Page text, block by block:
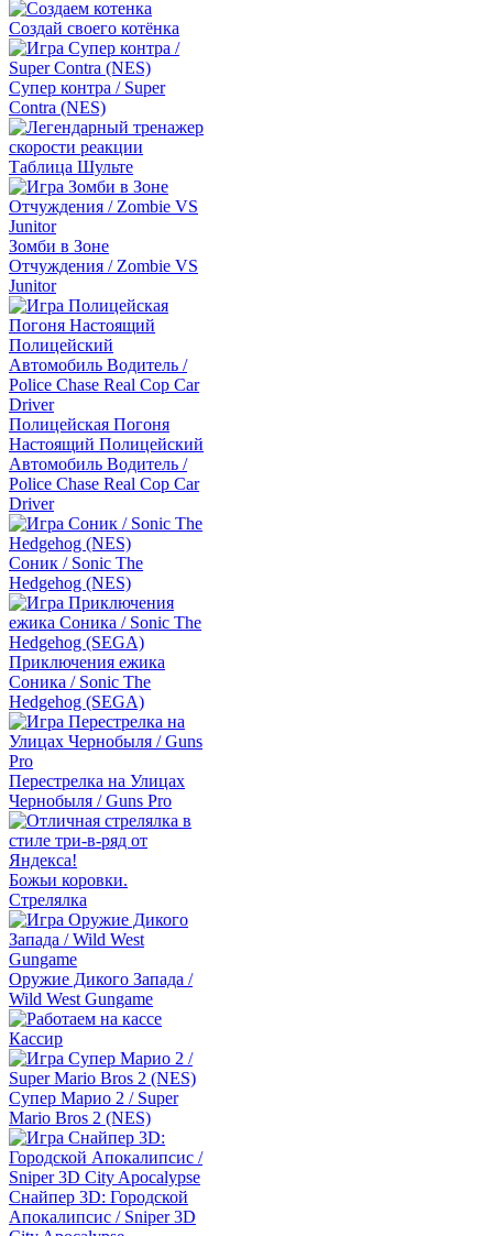
Создай своего котёнка
Супер контра / Super
Contra (NES)
Таблица Шульте
Зомби в Зоне
Отчуждения / Zombie VS
Junitor
Полицейская Погоня
Настоящий Полицейский
Автомобиль Водитель /
Police Chase Real Cop Car
Driver
Соник / Sonic The
Hedgehog (NES)
Приключения ежика
Соника / Sonic The
Hedgehog (SEGA)
Перестрелка на Улицах
Чернобыля / Guns Pro
Божьи коровки.
Стрелялка
Оружие Дикого Запада /
Wild West Gungame
Кассир
Супер Марио 2 / Super
Mario Bros 2 (NES)
Снайпер 3D: Городской
Апокалипсис / Sniper 3D